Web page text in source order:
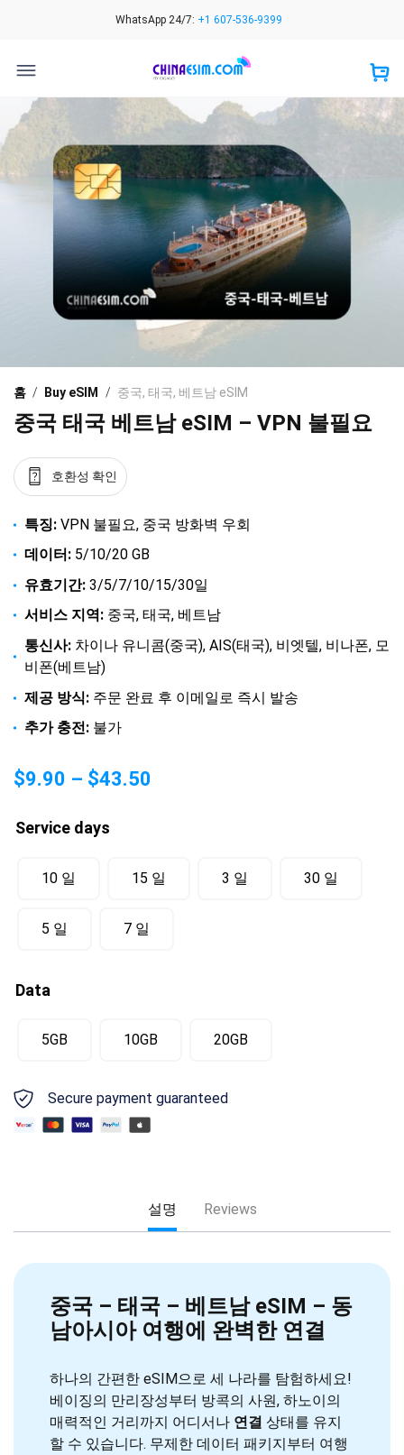
WhatsApp 24/7: +1 607-536-9399
홈 / Buy eSIM / 중국, 태국, 베트남 eSIM
중국 태국 베트남 eSIM – VPN 불필요
호환성 확인
특징: VPN 불필요, 중국 방화벽 우회
데이터: 5/10/20 GB
유효기간: 3/5/7/10/15/30일
서비스 지역: 중국, 태국, 베트남
통신사: 차이나 유니콤(중국), AIS(태국), 비엣텔, 비나폰, 모
비폰(베트남)
제공 방식: 주문 완료 후 이메일로 즉시 발송
추가 충전: 불가
$9.90 – $43.50
Service days
10 일 15 일 3 일 30 일
5 일 7 일
Data
5GB 10GB 20GB
Secure payment guaranteed
설명 Reviews
중국 – 태국 – 베트남 eSIM – 동
남아시아 여행에 완벽한 연결
하나의 간편한 eSIM으로 세 나라를 탐험하세요!
베이징의 만리장성부터 방콕의 사원, 하노이의
매력적인 거리까지 어디서나 연결 상태를 유지
할 수 있습니다. 무제한 데이터 패키지부터 여행